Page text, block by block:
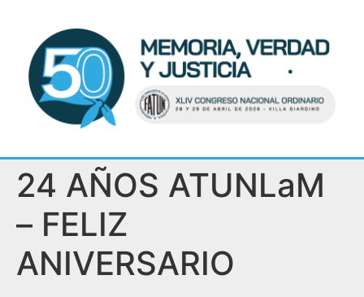
24 AÑOS ATUNLaM
– FELIZ
ANIVERSARIO